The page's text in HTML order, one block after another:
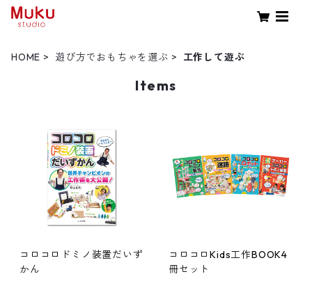
HOME 遊び方でおもちゃを選ぶ 工作して遊ぶ
Items
コロコロドミノ装置だいず
かん
コロコロKids工作BOOK4
冊セット